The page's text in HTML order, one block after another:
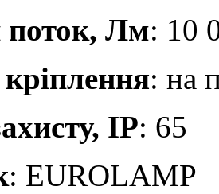
поток, Лм: 10
: на
IP: 65
: EUROLAMP